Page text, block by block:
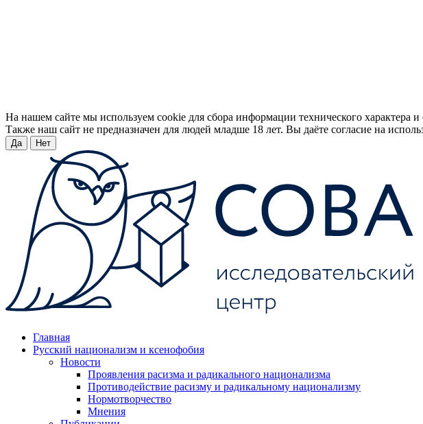
На нашем сайте мы используем cookie для сбора информации технического характера
Также наш сайт не предназначен для людей младше 18 лет. Вы даёте согласие на
Да Нет
Главная
Русский национализм и ксенофобия
Новости
Проявления расизма и радикального национализма
Противодействие расизму и радикальному национализму
Нормотворчество
Мнения